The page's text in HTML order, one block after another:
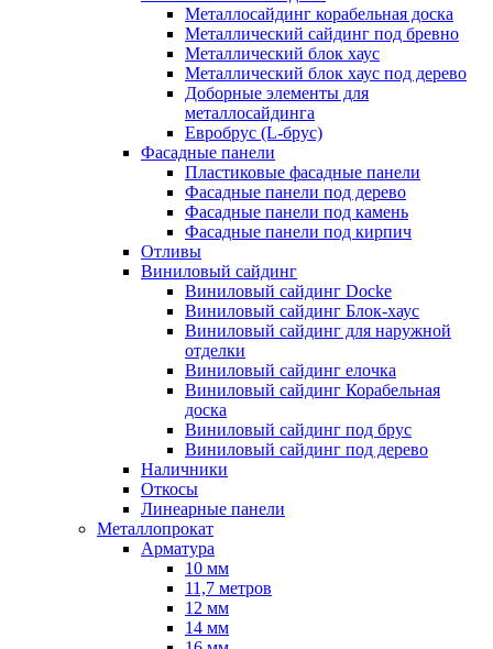
Металлосайдинг корабельная доска
Металлический сайдинг под бревно
Металлический блок хаус
Металлический блок хаус под дерево
Доборные элементы для
металлосайдинга
Евробрус (L-брус)
Фасадные панели
Пластиковые фасадные панели
Фасадные панели под дерево
Фасадные панели под камень
Фасадные панели под кирпич
Отливы
Виниловый сайдинг
Виниловый сайдинг Docke
Виниловый сайдинг Блок-хаус
Виниловый сайдинг для наружной
отделки
Виниловый сайдинг елочка
Виниловый сайдинг Корабельная
доска
Виниловый сайдинг под брус
Виниловый сайдинг под дерево
Наличники
Откосы
Линеарные панели
Металлопрокат
Арматура
10 мм
11,7 метров
12 мм
14 мм